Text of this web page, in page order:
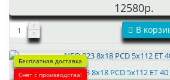
12580р.
В
Бесплатная доставка
Снят с производства!NEO 823 8x18 PCD 5x112 ET